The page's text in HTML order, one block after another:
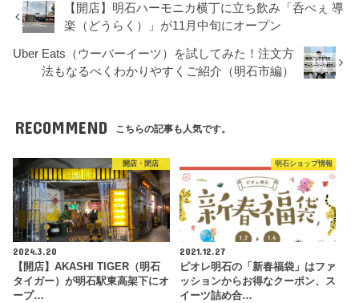
【開店】明石ハーモニカ横丁に立ち飲み「呑べぇ 導
楽（どうらく）」が11月中旬にオープン
Uber Eats（ウーバーイーツ）を試してみた！注文方
法もなるべくわかりやすくご紹介（明石市編）
RECOMMEND こちらの記事も人気です。
開店・閉店
2024.3.20
【開店】AKASHI TIGER（明石
タイガー）が明石駅東高架下にオ
ープ…
明石ショップ情報
2021.12.27
ピオレ明石の「新春福袋」はファ
ッションからお得なクーポン、ス
イーツ詰め合…